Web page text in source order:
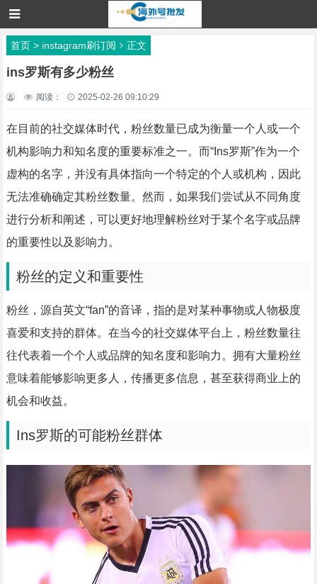
首页> instagram刷订阅 正文
ins罗斯有多少粉丝
阅读： 2025-02-26 09:10:29
在目前的社交媒体时代，粉丝数量已成为衡量一个人或一个
机构影响力和知名度的重要标准之一。而“Ins罗斯”作为一个
虚构的名字，并没有具体指向一个特定的个人或机构，因此
无法准确确定其粉丝数量。然而，如果我们尝试从不同角度
进行分析和阐述，可以更好地理解粉丝对于某个名字或品牌
的重要性以及影响力。
粉丝的定义和重要性
粉丝，源自英文“fan”的音译，指的是对某种事物或人物极度
喜爱和支持的群体。在当今的社交媒体平台上，粉丝数量往
往代表着一个个人或品牌的知名度和影响力。拥有大量粉丝
意味着能够影响更多人，传播更多信息，甚至获得商业上的
机会和收益。
Ins罗斯的可能粉丝群体